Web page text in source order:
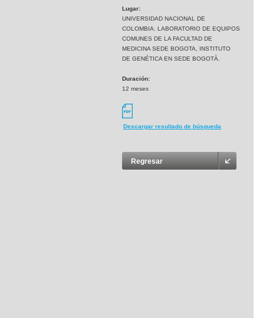
Lugar:
UNIVERSIDAD NACIONAL DE
COLOMBIA. LABORATORIO DE EQUIPOS
COMUNES DE LA FACULTAD DE
MEDICINA SEDE BOGOTA, INSTITUTO
DE GENÉTICA EN SEDE BOGOTÀ.
Duración:
12 meses
Descargar resultado de búsqueda
Regresar